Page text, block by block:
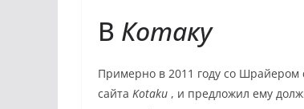
В Котаку
Примерно в 2011 году со Шрайером
сайта Kotaku , и предложил ему